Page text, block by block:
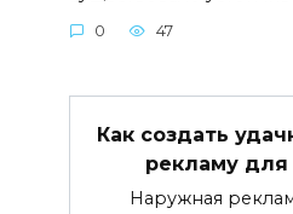
0 47
Как создать
рекламу для
Наружная